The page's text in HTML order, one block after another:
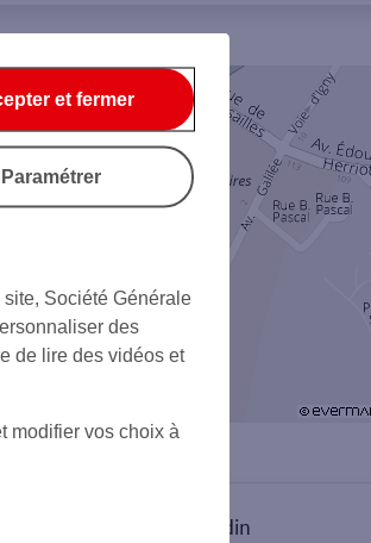
sur Linkedin
Société Générale
des
de lire des vidéos et
modifier vos choix à
et fermer
Paramétrer